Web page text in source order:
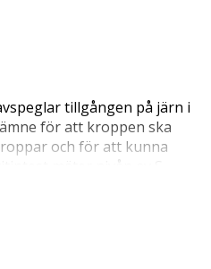
tillgången på järn i
för att kroppen ska
och för att kunna
mäter nivån av S-
av kroppens järndepåer.
Ja